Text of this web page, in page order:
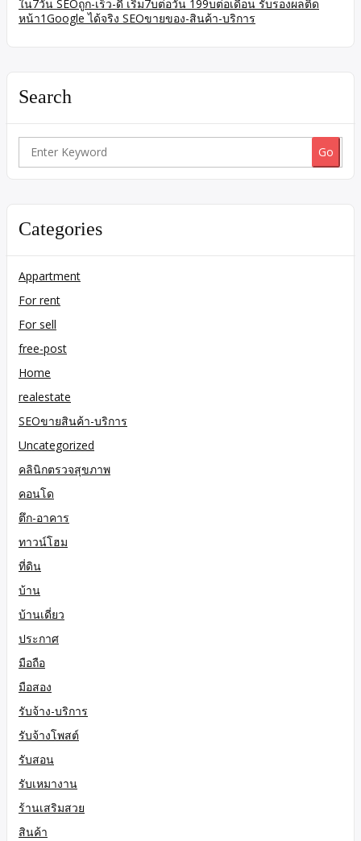
ใน7วัน SEOถูก-เร็ว-ดี เริ่ม7บต่อวัน 199บต่อเดือน รับรองผลติด
หน้า1Google ได้จริง SEOขายของ-สินค้า-บริการ
Search
Search
Categories
Appartment
For rent
For sell
free-post
Home
realestate
SEOขายสินค้า-บริการ
Uncategorized
คลินิกตรวจสุขภาพ
คอนโด
ตึก-อาคาร
ทาวน์โฮม
ที่ดิน
บ้าน
บ้านเดี่ยว
ประกาศ
มือถือ
มือสอง
รับจ้าง-บริการ
รับจ้างโพสต์
รับสอน
รับเหมางาน
ร้านเสริมสวย
สินค้า